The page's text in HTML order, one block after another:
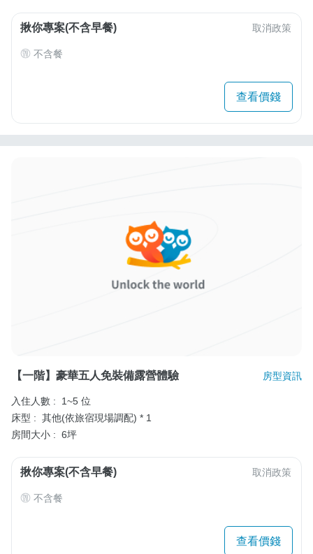
揪你專案(不含早餐) 取消政策
不含餐
查看價錢
【一階】豪華五人免裝備露營體驗 房型資訊
入住人數 :
1~5 位
床型 : 其他(依旅宿現場調配) * 1
房間大小 : 6坪
揪你專案(不含早餐) 取消政策
不含餐
查看價錢